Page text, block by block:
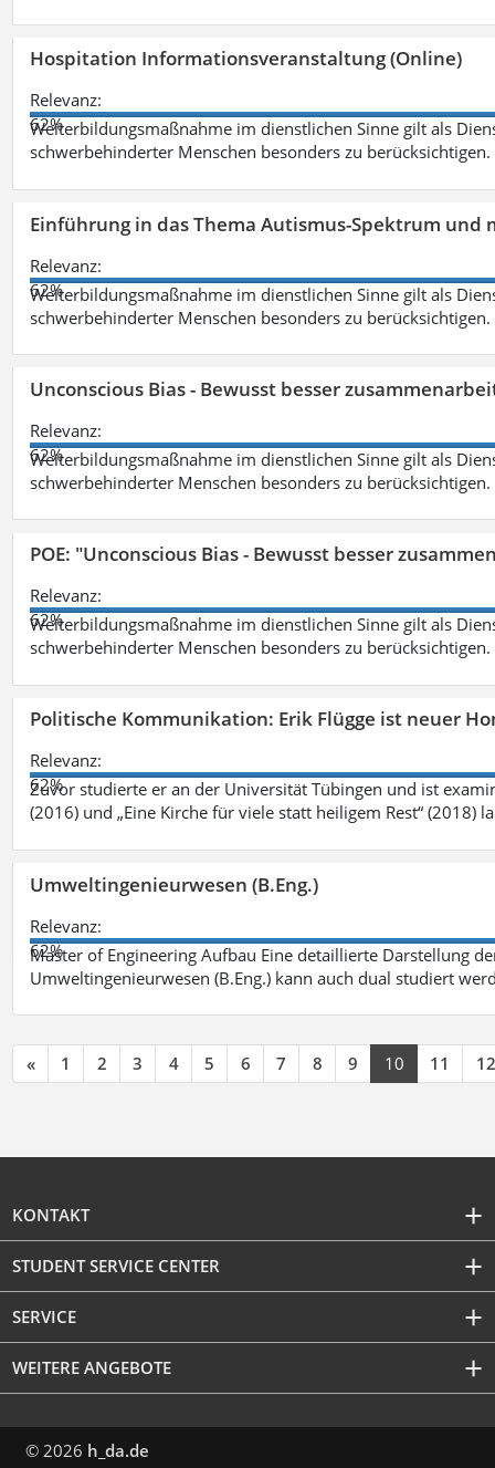
Hospitation Informationsveranstaltung (Online)
Relevanz:
62%
Weiterbildungsmaßnahme im dienstlichen Sinne gilt als
schwerbehinderter Menschen besonders zu berücksichtigen.
Einführung in das Thema Autismus-Spektrum
Relevanz:
62%
Weiterbildungsmaßnahme im dienstlichen Sinne gilt als
schwerbehinderter Menschen besonders zu berücksichtigen.
Unconscious Bias - Bewusst besser
Relevanz:
62%
Weiterbildungsmaßnahme im dienstlichen Sinne gilt als
schwerbehinderter Menschen besonders zu berücksichtigen.
POE: "Unconscious Bias - Bewusst besser
Relevanz:
62%
Weiterbildungsmaßnahme im dienstlichen Sinne gilt als
schwerbehinderter Menschen besonders zu berücksichtigen.
Politische Kommunikation: Erik Flügge ist neuer
Relevanz:
62%
Zuvor studierte er an der Universität Tübingen und ist
(2016) und „Eine Kirche für viele statt heiligem Rest“ (2018)
Umweltingenieurwesen (B.Eng.)
Relevanz:
62%
Master of Engineering Aufbau Eine detaillierte Darstellung
Umweltingenieurwesen (B.Eng.) kann auch dual studiert
« 1 2 3 4 5 6 7 8 9 10 11 12
KONTAKT
STUDENT SERVICE CENTER
SERVICE
WEITERE ANGEBOTE
© 2026 h_da.de